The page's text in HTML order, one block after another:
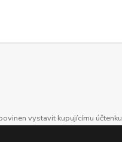
vystavit kupujícímu